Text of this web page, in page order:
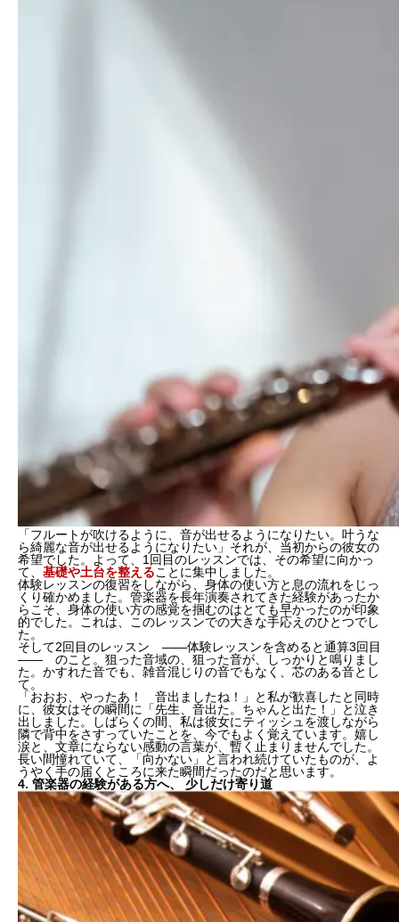
「フルートが吹けるように、音が出せるようになりたい。叶うな
ら綺麗な音が出せるようになりたい」それが、当初からの彼女の
希望でした。よって、1回目のレッスンでは、その希望に向かっ
て、 基礎や土台を整えることに集中しました。
体験レッスンの復習をしながら、身体の使い方と息の流れをじっ
くり確かめました。管楽器を長年演奏されてきた経験があったか
らこそ、身体の使い方の感覚を掴むのはとても早かったのが印象
的でした。これは、このレッスンでの大きな手応えのひとつでし
た。
そして2回目のレッスン ——体験レッスンを含めると通算3回目
—— のこと。狙った音域の、狙った音が、しっかりと鳴りまし
た。かすれた音でも、雑音混じりの音でもなく、 芯のある音とし
て。
「おおお、やったあ！ 音出ましたね！」と私が歓喜したと同時
に、彼女はその瞬間に「先生、音出た。ちゃんと出た！
」と泣き
出しました。しばらくの間、私は彼女にティッシュを渡しながら
隣で背中をさすっていたことを、今でもよく覚えています。嬉し
涙と、文章にならない感動の言葉が、暫く止まりませんでした。
長い間憧れていて、「向かない」と言われ続けていたものが、よ
うやく 手の届くところに来た瞬間だったのだと思います。
4. 管楽器の経験がある方へ、 少しだけ寄り道